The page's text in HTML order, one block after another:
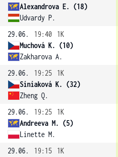
Alexandrova E. (18)
Udvardy P.
29.06.
19:40
1K
Muchová K. (10)
Zakharova A.
29.06.
19:25
1K
Siniaková K. (32)
Zheng Q.
29.06.
19:25
1K
Andreeva M. (5)
Linette M.
29.06.
19:15
1K